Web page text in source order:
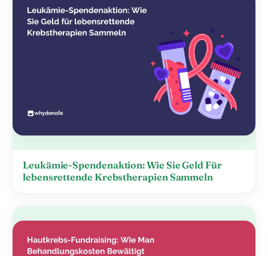
Leukämie-Spendenaktion: Wie Sie Geld Für
lebensrettende Krebstherapien Sammeln